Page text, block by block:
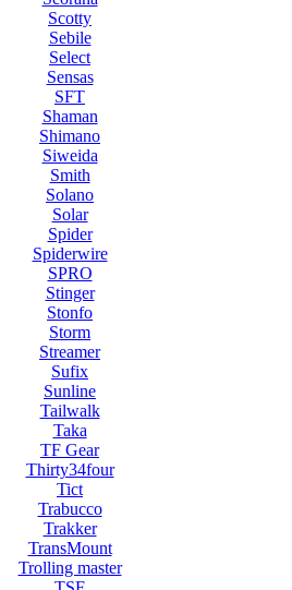
Scotty
Sebile
Select
Sensas
SFT
Shaman
Shimano
Siweida
Smith
Solano
Solar
Spider
Spiderwire
SPRO
Stinger
Stonfo
Storm
Streamer
Sufix
Sunline
Tailwalk
Taka
TF Gear
Thirty34four
Tict
Trabucco
Trakker
TransMount
Trolling master